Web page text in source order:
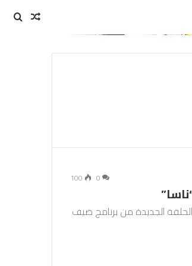
مقال
0
100
في هذه الحلقة الجديدة من برنامج ضيف